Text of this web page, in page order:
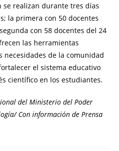
se realizan durante tres días
la primera con 50 docentes
con 58 docentes del 24
las herramientas
necesidades de la comunidad
el sistema educativo
científico en los estudiantes.
del Ministerio del Poder
Con información de Prensa